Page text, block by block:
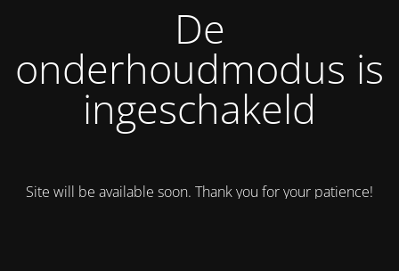
De
onderhoudmodus is
ingeschakeld
Site will be available soon. Thank you for your patience!